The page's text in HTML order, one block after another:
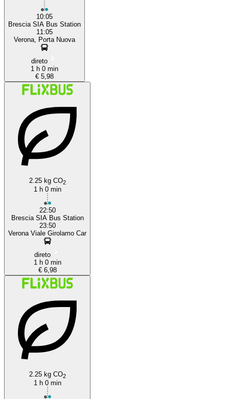
10:05
Brescia SIA Bus Station
11:05
Verona, Porta Nuova
direto
1 h 0 min
€ 5,98
2.25 kg CO2
1 h 0 min
22:50
Brescia SIA Bus Station
23:50
Verona Viale Girolamo Car
direto
1 h 0 min
€ 6,98
2.25 kg CO2
1 h 0 min